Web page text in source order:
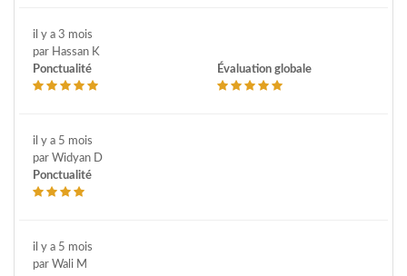
il y a 3 mois
par Hassan K
Ponctualité
Évaluation globale
il y a 5 mois
par Widyan D
Ponctualité
il y a 5 mois
par Wali M